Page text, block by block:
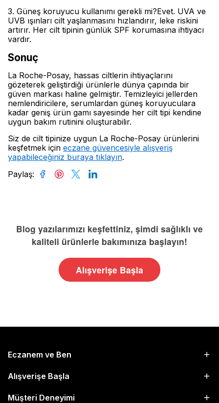
3. Güneş koruyucu kullanımı gerekli mi?Evet. UVA ve
UVB ışınları cilt yaşlanmasını hızlandırır, leke riskini
artırır. Her cilt tipinin günlük SPF korumasına ihtiyacı
vardır.
Sonuç
La Roche-Posay, hassas ciltlerin ihtiyaçlarını
gözeterek geliştirdiği ürünlerle dünya çapında bir
güven markası haline gelmiştir. Temizleyici jellerden
nemlendiricilere, serumlardan güneş koruyuculara
kadar geniş ürün gamı sayesinde her cilt tipi kendine
uygun bakım rutinini oluşturabilir.
Siz de cilt tipinize uygun La Roche-Posay ürünlerini
keşfetmek için eczane güvencesiyle alışveriş
yapabileceğiniz buraya tıklayın.
Paylaş:
Blog yazılarımızı keşfettiniz, şimdi sağlıklı ve
kaliteli ürünlerle bakımınıza başlayın!
Alışverişe Başla
Eczanem ve Ben
Alışverişe Başla
Müşteri Deneyimi